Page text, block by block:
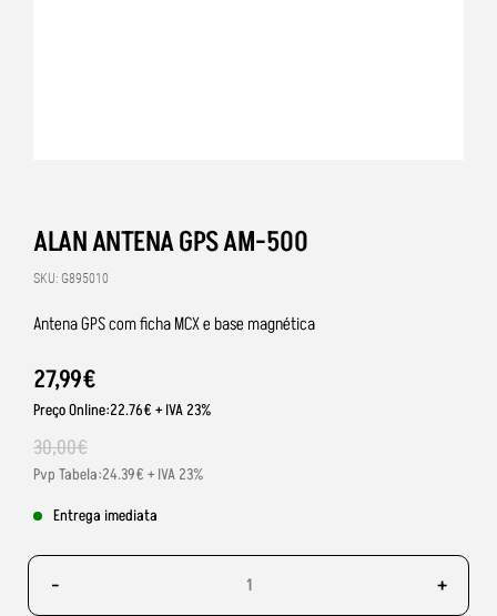
ALAN ANTENA GPS AM-500
SKU: G895010
Antena GPS com ficha MCX e base magnética
27,99€
Preço Online:22.76€ + IVA 23%
30,00€
Pvp Tabela:24.39€ + IVA 23%
Entrega imediata
- +